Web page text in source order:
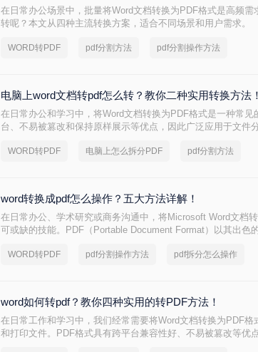
在日常办公场景中，批量将Word文档转换为PDF格式是高频需
转呢？本文从四种主流转换方案，适合不同场景和用户需求。
WORD转PDF pdf分割方法 pdf分割操作方法
电脑上word文档转pdf怎么转？教你二种实用转换方法！
在日常办公和学习中，将Word文档转换为PDF格式是一种常见
台、不易被篡改和保持原样展示等优点，因此广泛应用于文件
WORD转PDF 电脑上怎么拆分PDF pdf分割方法
word转换成pdf怎么操作？五大方法详解！
在日常办公、学术研究或商务沟通中，将Microsoft Word文档
可或缺的技能。PDF（Portable Document Format）以其出色
一个高质量的PDF文件能确保在任何设备上呈现的效果都与您
WORD转PDF pdf分割操作方法 pdf拆分怎么操作
word如何转pdf？教你四种实用的转PDF方法！
在日常工作和学习中，我们经常需要将Word文档转换为PDF格
和打印文件。PDF格式具有跨平台兼容性好、不易被篡改等优